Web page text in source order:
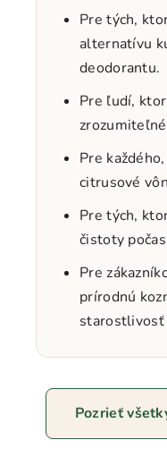
Pre tých,
alternatívu
deodorantu.
Pre ľudí,
Pre
citrusové
Pre tých,
čistoty
Pre
prírodnú
starostlivosť
Pozrieť